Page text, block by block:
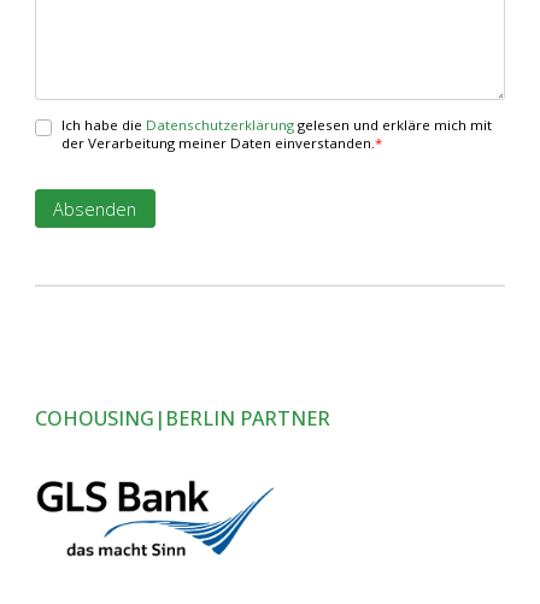
Ich habe die Datenschutzerklärunggelesen und erkläre mich mit
der Verarbeitung meiner Daten einverstanden.*
COHOUSING|BERLIN PARTNER